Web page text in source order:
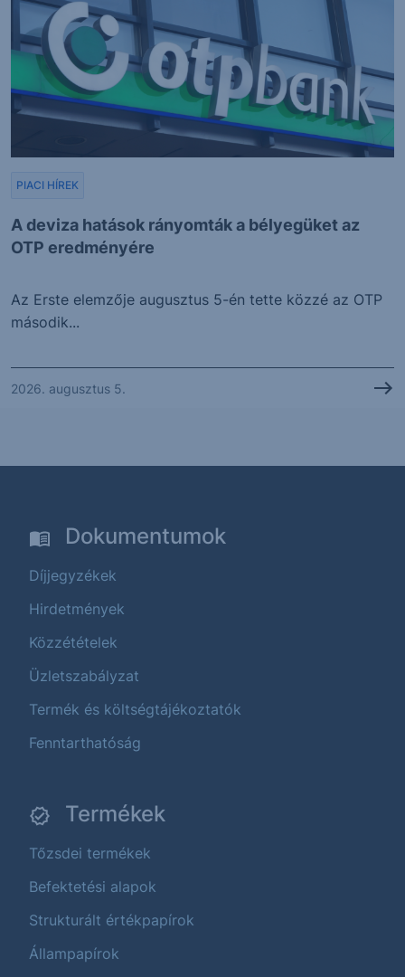
A deviza hatások rányomták a bélyegüket az
OTP eredményére
PIACI HÍREK
Az Erste elemzője augusztus 5-én tette közzé az OTP
második...
2026. augusztus 5.
Dokumentumok
Díjjegyzékek
Hirdetmények
Közzétételek
Üzletszabályzat
Termék és költségtájékoztatók
Fenntarthatóság
Termékek
Tőzsdei termékek
Befektetési alapok
Strukturált értékpapírok
Állampapírok